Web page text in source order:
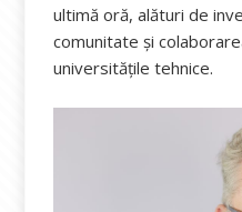
ultimă oră, alături de
comunitate și
universitățile tehnice.